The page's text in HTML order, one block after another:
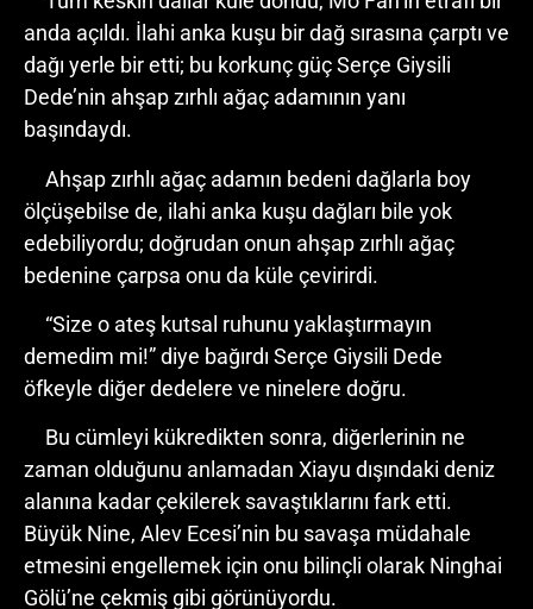
anda açıldı. İlahi anka kuşu bir dağ sırasına çarptı ve
dağı yerle bir etti; bu korkunç güç Serçe Giysili
Dede’nin ahşap zırhlı ağaç adamının yanı
başındaydı.
Ahşap zırhlı ağaç adamın bedeni dağlarla boy
ölçüşebilse de, ilahi anka kuşu dağları bile yok
edebiliyordu; doğrudan onun ahşap zırhlı ağaç
bedenine çarpsa onu da küle çevirirdi.
“Size o ateş kutsal ruhunu yaklaştırmayın
demedim mi!” diye bağırdı Serçe Giysili Dede
öfkeyle diğer dedelere ve ninelere doğru.
Bu cümleyi kükredikten sonra, diğerlerinin ne
zaman olduğunu anlamadan Xiayu dışındaki deniz
alanına kadar çekilerek savaştıklarını fark etti.
Büyük Nine, Alev Ecesi’nin bu savaşa müdahale
etmesini engellemek için onu bilinçli olarak Ninghai
Gölü’ne çekmiş gibi görünüyordu.